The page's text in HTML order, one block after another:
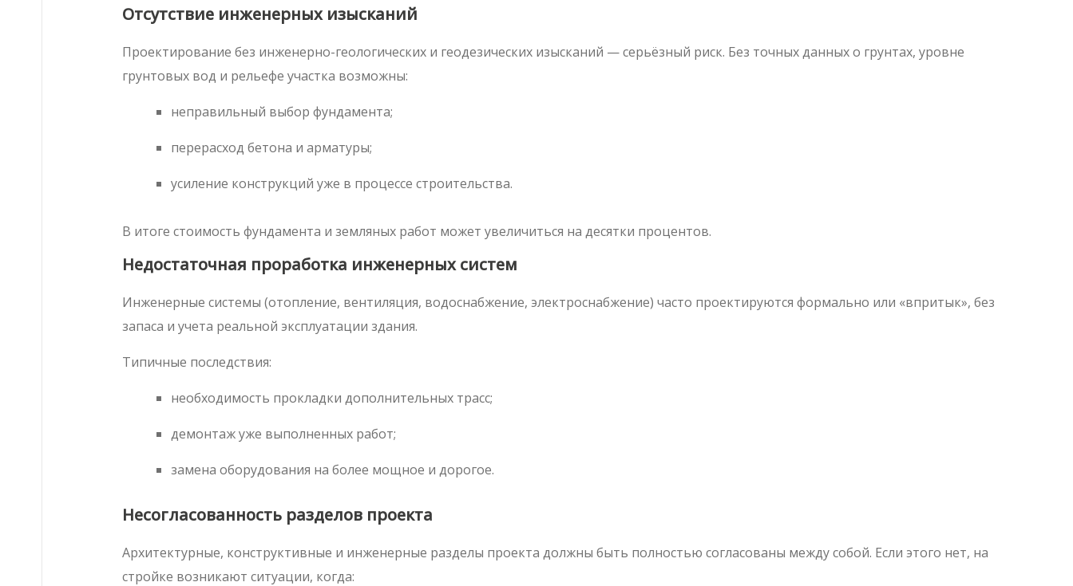
Отсутствие инженерных изысканий
Проектирование без инженерно-геологических и геодезических изысканий — серьёзный риск. Без точных данных о грунтах, уровне
грунтовых вод и рельефе участка возможны:
неправильный выбор фундамента;
перерасход бетона и арматуры;
усиление конструкций уже в процессе строительства.
В итоге стоимость фундамента и земляных работ может увеличиться на десятки процентов.
Недостаточная проработка инженерных систем
Инженерные системы (отопление, вентиляция, водоснабжение, электроснабжение) часто проектируются формально или «впритык», без
запаса и учета реальной эксплуатации здания.
Типичные последствия:
необходимость прокладки дополнительных трасс;
демонтаж уже выполненных работ;
замена оборудования на более мощное и дорогое.
Несогласованность разделов проекта
Архитектурные, конструктивные и инженерные разделы проекта должны быть полностью согласованы между собой. Если этого нет, на
стройке возникают ситуации, когда: